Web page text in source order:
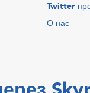
Twitter
О нас